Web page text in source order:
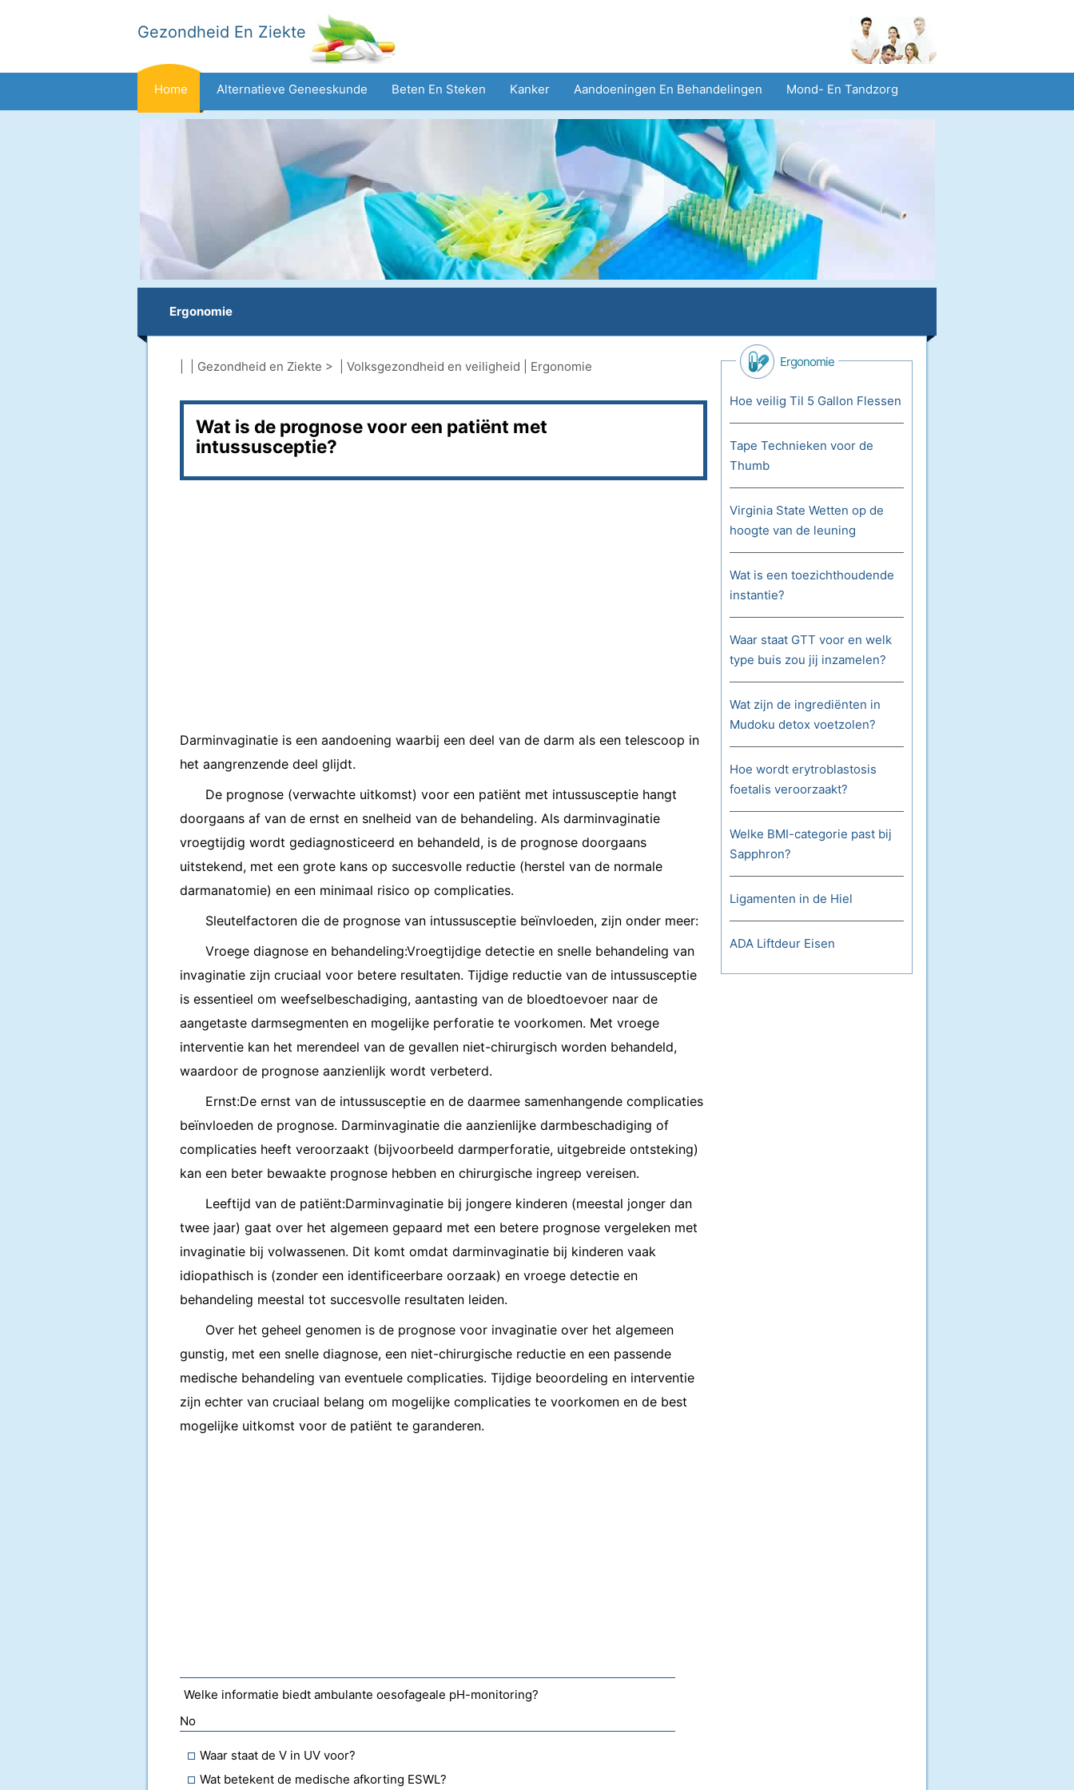
Gezondheid En Ziekte
Home Alternatieve Geneeskunde Beten En Steken Kanker Aandoeningen En Behandelingen Mond- En Tandzorg
Gezinsgezondheid Geestelijke Gezondheid Volksgezondheid En Veiligheid
Ergonomie
Gezondheid en Ziekte > | Volksgezondheid en veiligheid Ergonomie
Wat is de prognose voor een patiënt met
intussusceptie?
Darminvaginatie is een aandoening waarbij een deel van de darm als een telescoop in
het aangrenzende deel glijdt.
De prognose (verwachte uitkomst) voor een patiënt met intussusceptie hangt
doorgaans af van de ernst en snelheid van de behandeling. Als darminvaginatie
vroegtijdig wordt gediagnosticeerd en behandeld, is de prognose doorgaans
uitstekend, met een grote kans op succesvolle reductie (herstel van de normale
darmanatomie) en een minimaal risico op complicaties.
Sleutelfactoren die de prognose van intussusceptie beïnvloeden, zijn onder meer:
Vroege diagnose en behandeling:Vroegtijdige detectie en snelle behandeling van
invaginatie zijn cruciaal voor betere resultaten. Tijdige reductie van de intussusceptie
is essentieel om weefselbeschadiging, aantasting van de bloedtoevoer naar de
aangetaste darmsegmenten en mogelijke perforatie te voorkomen. Met vroege
interventie kan het merendeel van de gevallen niet-chirurgisch worden behandeld,
waardoor de prognose aanzienlijk wordt verbeterd.
Ernst:De ernst van de intussusceptie en de daarmee samenhangende complicaties
beïnvloeden de prognose. Darminvaginatie die aanzienlijke darmbeschadiging of
complicaties heeft veroorzaakt (bijvoorbeeld darmperforatie, uitgebreide ontsteking)
kan een beter bewaakte prognose hebben en chirurgische ingreep vereisen.
Leeftijd van de patiënt:Darminvaginatie bij jongere kinderen (meestal jonger dan
twee jaar) gaat over het algemeen gepaard met een betere prognose vergeleken met
invaginatie bij volwassenen. Dit komt omdat darminvaginatie bij kinderen vaak
idiopathisch is (zonder een identificeerbare oorzaak) en vroege detectie en
behandeling meestal tot succesvolle resultaten leiden.
Over het geheel genomen is de prognose voor invaginatie over het algemeen
gunstig, met een snelle diagnose, een niet-chirurgische reductie en een passende
medische behandeling van eventuele complicaties. Tijdige beoordeling en interventie
zijn echter van cruciaal belang om mogelijke complicaties te voorkomen en de best
mogelijke uitkomst voor de patiënt te garanderen.
Welke informatie biedt ambulante oesofageale pH-monitoring?
No
Waar staat de V in UV voor?
Wat betekent de medische afkorting ESWL?
Ergonomie
Hoe veilig Til 5 Gallon Flessen
Tape Technieken voor de
Thumb
Virginia State Wetten op de
hoogte van de leuning
Wat is een toezichthoudende
instantie?
Waar staat GTT voor en welk
type buis zou jij inzamelen?
Wat zijn de ingrediënten in
Mudoku detox voetzolen?
Hoe wordt erytroblastosis
foetalis veroorzaakt?
Welke BMI-categorie past bij
Sapphron?
Ligamenten in de Hiel
ADA Liftdeur Eisen